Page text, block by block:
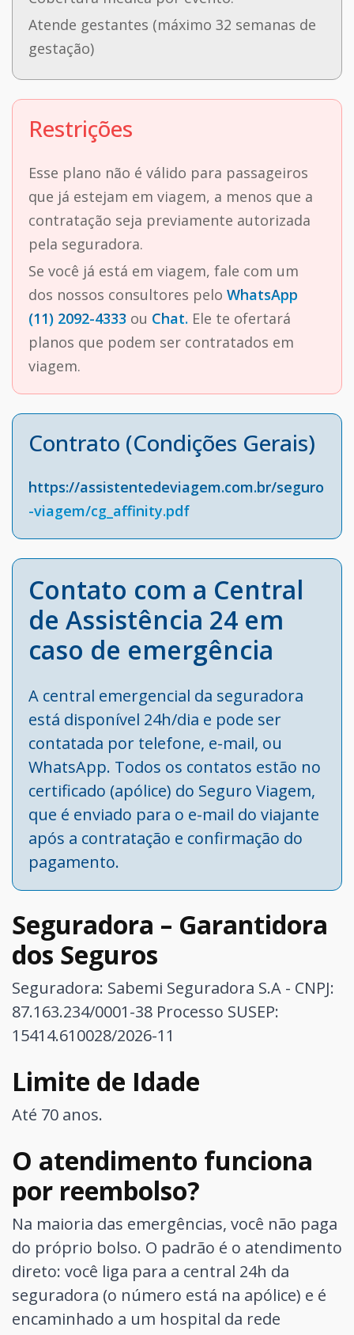
Atende gestantes (máximo 32 semanas de
gestação)
Restrições
Esse plano não é válido para passageiros
que já estejam em viagem, a menos que a
contratação seja previamente autorizada
pela seguradora.
Se você já está em viagem, fale com um
dos nossos consultores pelo WhatsApp
(11) 2092-4333 ou Chat. Ele te ofertará
planos que podem ser contratados em
viagem.
Contrato (Condições Gerais)
https://assistentedeviagem.com.br/seguro
-viagem/cg_affinity.pdf
Contato com a Central
de Assistência 24 em
caso de emergência
A central emergencial da seguradora
está disponível 24h/dia e pode ser
contatada por telefone, e-mail, ou
WhatsApp. Todos os contatos estão no
certificado (apólice) do Seguro Viagem,
que é enviado para o e-mail do viajante
após a contratação e confirmação do
pagamento.
Seguradora – Garantidora
dos Seguros
Seguradora: Sabemi Seguradora S.A - CNPJ:
87.163.234/0001-38 Processo SUSEP:
15414.610028/2026-11
Limite de Idade
Até 70 anos.
O atendimento funciona
por reembolso?
Na maioria das emergências, você não paga
do próprio bolso. O padrão é o atendimento
direto: você liga para a central 24h da
seguradora (o número está na apólice) e é
encaminhado a um hospital da rede